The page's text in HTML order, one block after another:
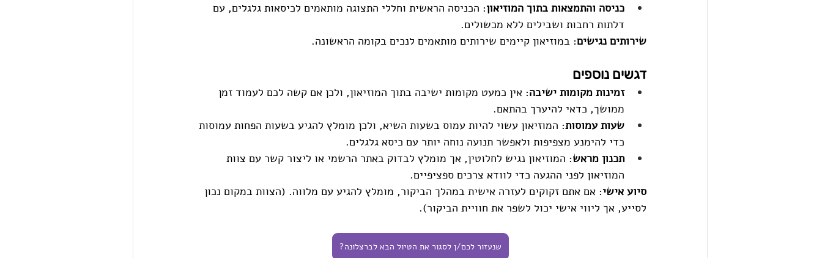
כניסה והתמצאות בתוך המוזיאון: הכניסה הראשית וחללי התצוגה מותאמים לכיסאות גלגלים, עם
דלתות רחבות ושבילים ללא מכשולים.
שירותים נגישים: במוזיאון קיימים שירותים מותאמים לנכים בקומה הראשונה.
דגשים נוספים
זמינות מקומות ישיבה: אין כמעט מקומות ישיבה בתוך המוזיאון, ולכן אם קשה לכם לעמוד זמן
ממושך, כדאי להיערך בהתאם.
שעות עמוסות: המוזיאון עשוי להיות עמוס בשעות השיא, ולכן מומלץ להגיע בשעות הפחות עמוסות
כדי להימנע מצפיפות ולאפשר תנועה נוחה יותר עם כיסא גלגלים.
תכנון מראש: המוזיאון נגיש לחלוטין, אך מומלץ לבדוק באתר הרשמי או ליצור קשר עם צוות
המוזיאון לפני ההגעה כדי לוודא צרכים ספציפיים.
סיוע אישי: אם אתם זקוקים לעזרה אישית במהלך הביקור, מומלץ להגיע עם מלווה. (הצוות במקום נכון
לסייע, אך ליווי אישי יכול לשפר את חוויית הביקור).
שנעזור לכם/ן לסגור את הטיול הבא לברצלונה?